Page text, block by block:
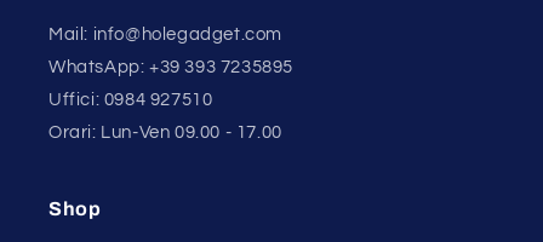
Mail: info@holegadget.com
WhatsApp: +39 393 7235895
Uffici: 0984 927510
Orari: Lun-Ven 09.00 - 17.00
Shop